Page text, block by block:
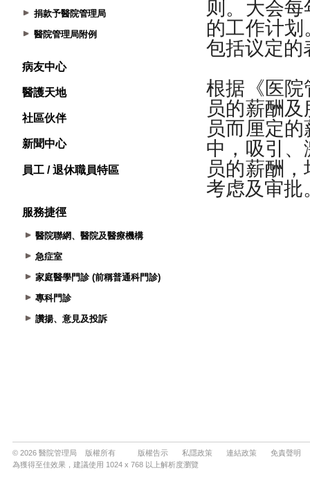
捐款予醫院管理局
醫院管理局附例
病友中心
醫護天地
社區伙伴
新聞中心
員工 / 退休職員特區
服務捷徑
醫院聯網、醫院及醫療機構
急症室
家庭醫學門診 (前稱普通科門診)
專科門診
讚揚、意見及投訴
© 2026 醫院管理局 版權所有 版權告示 私隱政策 連結政策
免責聲明
為獲得至佳效果，建議使用 1024 x 768 以上解析度瀏覽